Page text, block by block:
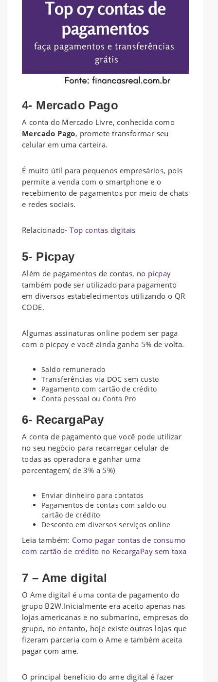
4- Mercado Pago
A conta do Mercado Livre, conhecida como
Mercado Pago, promete transformar seu
celular em uma carteira.
É muito útil para pequenos empresários, pois
permite a venda com o smartphone e o
recebimento de pagamentos por meio de chats
e redes sociais.
Relacionado-Top contas digitais
5- Picpay
Além de pagamentos de contas, no picpay
também pode ser utilizado para pagamento
em diversos estabelecimentos utilizando o QR
CODE.
Algumas assinaturas online podem ser paga
com o picpay e você ainda ganha 5% de volta.
Saldo remunerado
Transferências via DOC sem custo
Pagamento com cartão de crédito
Conta pessoal ou Conta Pro
6- RecargaPay
A conta de pagamento que você pode utilizar
no seu negócio para recarregar celular de
todas as operadora e ganhar uma
porcentagem( de 3% a 5%)
Enviar dinheiro para contatos
Pagamentos de contas com saldo ou
cartão de crédito
Desconto em diversos serviços online
Leia também: Como pagar contas de consumo
com cartão de crédito no RecargaPay sem taxa
7 – Ame digital
O Ame digital é uma conta de pagamento do
grupo B2W.Inicialmente era aceito apenas nas
lojas americanas e no submarino, empresas do
grupo, no entanto, hoje existe outras lojas que
fizeram parceria com o Ame e também aceita
pagar com ame.
O principal benefício do ame digital é fazer